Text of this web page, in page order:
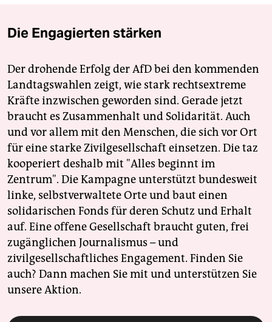
Die Engagierten stärken
Der drohende Erfolg der AfD bei den kommenden
Landtagswahlen zeigt, wie stark rechtsextreme
Kräfte inzwischen geworden sind. Gerade jetzt
braucht es Zusammenhalt und Solidarität. Auch
und vor allem mit den Menschen, die sich vor Ort
für eine starke Zivilgesellschaft einsetzen. Die taz
kooperiert deshalb mit "Alles beginnt im
Zentrum". Die Kampagne unterstützt bundesweit
linke, selbstverwaltete Orte und baut einen
solidarischen Fonds für deren Schutz und Erhalt
auf. Eine offene Gesellschaft braucht guten, frei
zugänglichen Journalismus – und
zivilgesellschaftliches Engagement. Finden Sie
auch? Dann machen Sie mit und unterstützen Sie
unsere Aktion.